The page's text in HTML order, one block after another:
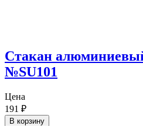
Cтакан
№SU101
Цена
191 ₽
В корзину